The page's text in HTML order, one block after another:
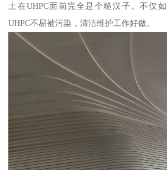
土在UHPC面前完全是个糙汉子。不仅
UHPC不易被污染，清洁维护工作好做。